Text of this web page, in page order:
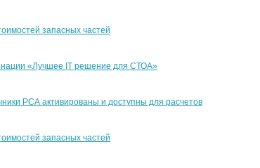
запасных частей
«Лучшее IT решение для СТОА»
РСА активированы и доступны для расчетов
запасных частей